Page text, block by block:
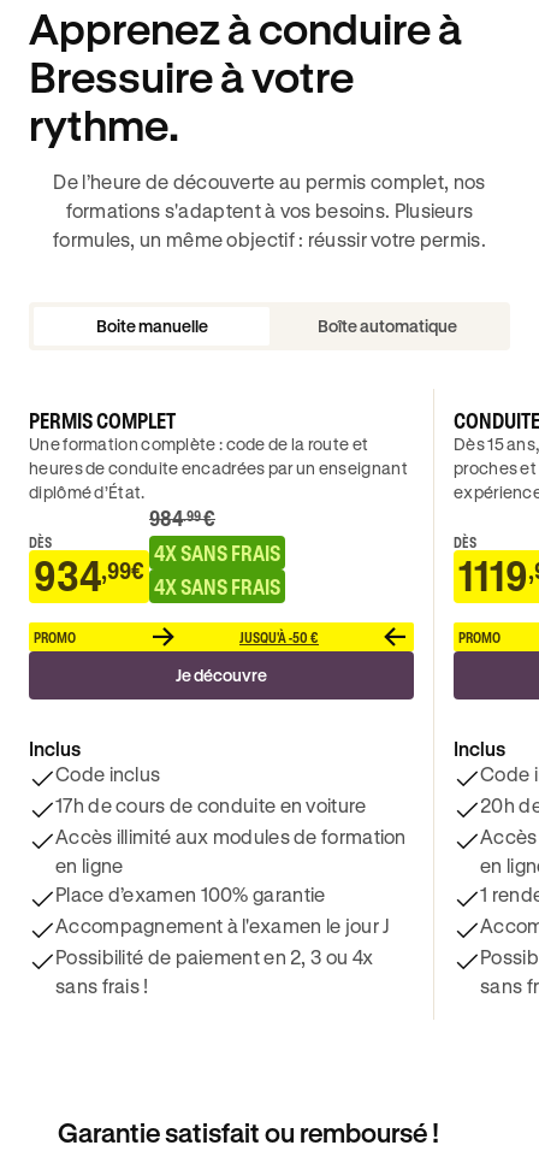
Apprenez à conduire à
Bressuire à votre
rythme.
De l’heure de découverte au permis complet, nos
formations s'adaptent à vos besoins. Plusieurs
formules, un même objectif : réussir votre permis.
Boite manuelle Boîte automatique
PERMIS COMPLET
Une formation complète : code de la route et
heures de conduite encadrées par un enseignant
diplômé d’État.
DÈS
934,99€
984 .99€
4X SANS FRAIS
4X SANS FRAIS
PROMO JUSQU'À -50 €
Je découvre
Inclus
Code inclus
17h de cours de conduite en voiture
Accès illimité aux modules de formation
en ligne
Place d’examen 100% garantie
Accompagnement à l'examen le jour J
Possibilité de paiement en 2, 3 ou 4x
sans frais !
Dès 15
proches
DÈS
1119
PROMO
Inclus
Code
20h
en
1
sans
Garantie satisfait ou remboursé !